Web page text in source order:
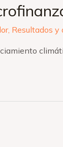
, Resultados y